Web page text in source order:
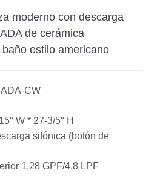
moderno con descarga
de cerámica
estilo americano
CW
W * 27-3/5" H
sifónica (botón de
1,28 GPF/4,8 LPF